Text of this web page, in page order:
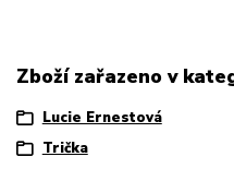
Zboží zařazeno v
Lucie Ernestová
Trička